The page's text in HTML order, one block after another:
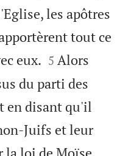
les apôtres
tout ce
eux. 

5 Alors
du parti des
en disant qu'il
Juifs et leur